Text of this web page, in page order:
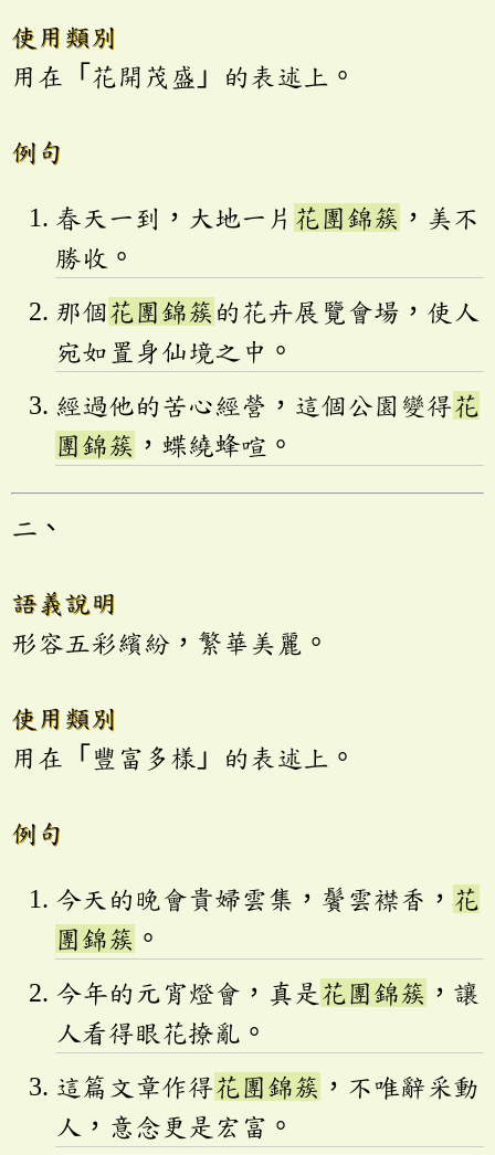
使用類別
用在「花開茂盛」的表述上。
例句
春天一到，大地一片 花團錦簇 ，美不
勝收。
那個花團錦簇 的花卉展覽會場，使人
宛如置身仙境之中。
經過他的苦心經營，這個公園變得花
團錦簇 ，蝶繞蜂喧。
二、
語義說明
形容五彩繽紛，繁華美麗。
使用類別
用在「豐富多樣」的表述上。
例句
今天的晚會貴婦雲集，鬢雲襟香， 花
團錦簇 。
今年的元宵燈會，真是 花團錦簇 ，讓
人看得眼花撩亂。
這篇文章作得花團錦簇 ，不唯辭采動
人，意念更是宏富。